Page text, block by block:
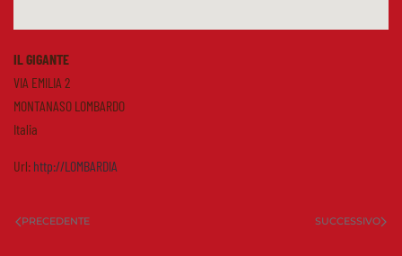
IL GIGANTE
VIA EMILIA 2
MONTANASO LOMBARDO
Italia
Url: http://LOMBARDIA
PRECEDENTE SUCCESSIVO